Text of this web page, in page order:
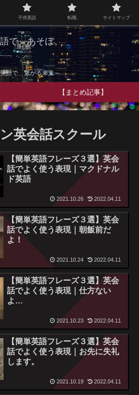
で、あそぼ。
語で、繋がる未来～
【まとめ記事】
英会話スクール
【簡単英語フレーズ３選】英会
話でよく使う表現｜マクドナル
ド英語
2021.10.26 2022.04.11
【簡単英語フレーズ３選】英会
話でよく使う表現｜朝飯前だ
よ！
2021.10.24 2022.04.11
【簡単英語フレーズ３選】英会
話でよく使う表現｜仕方ない
よ…
2021.10.23 2022.04.11
【簡単英語フレーズ３選】英会
話でよく使う表現｜お先に失礼
します。
2021.10.19 2022.04.11
子供英語 転職 サイトマップ